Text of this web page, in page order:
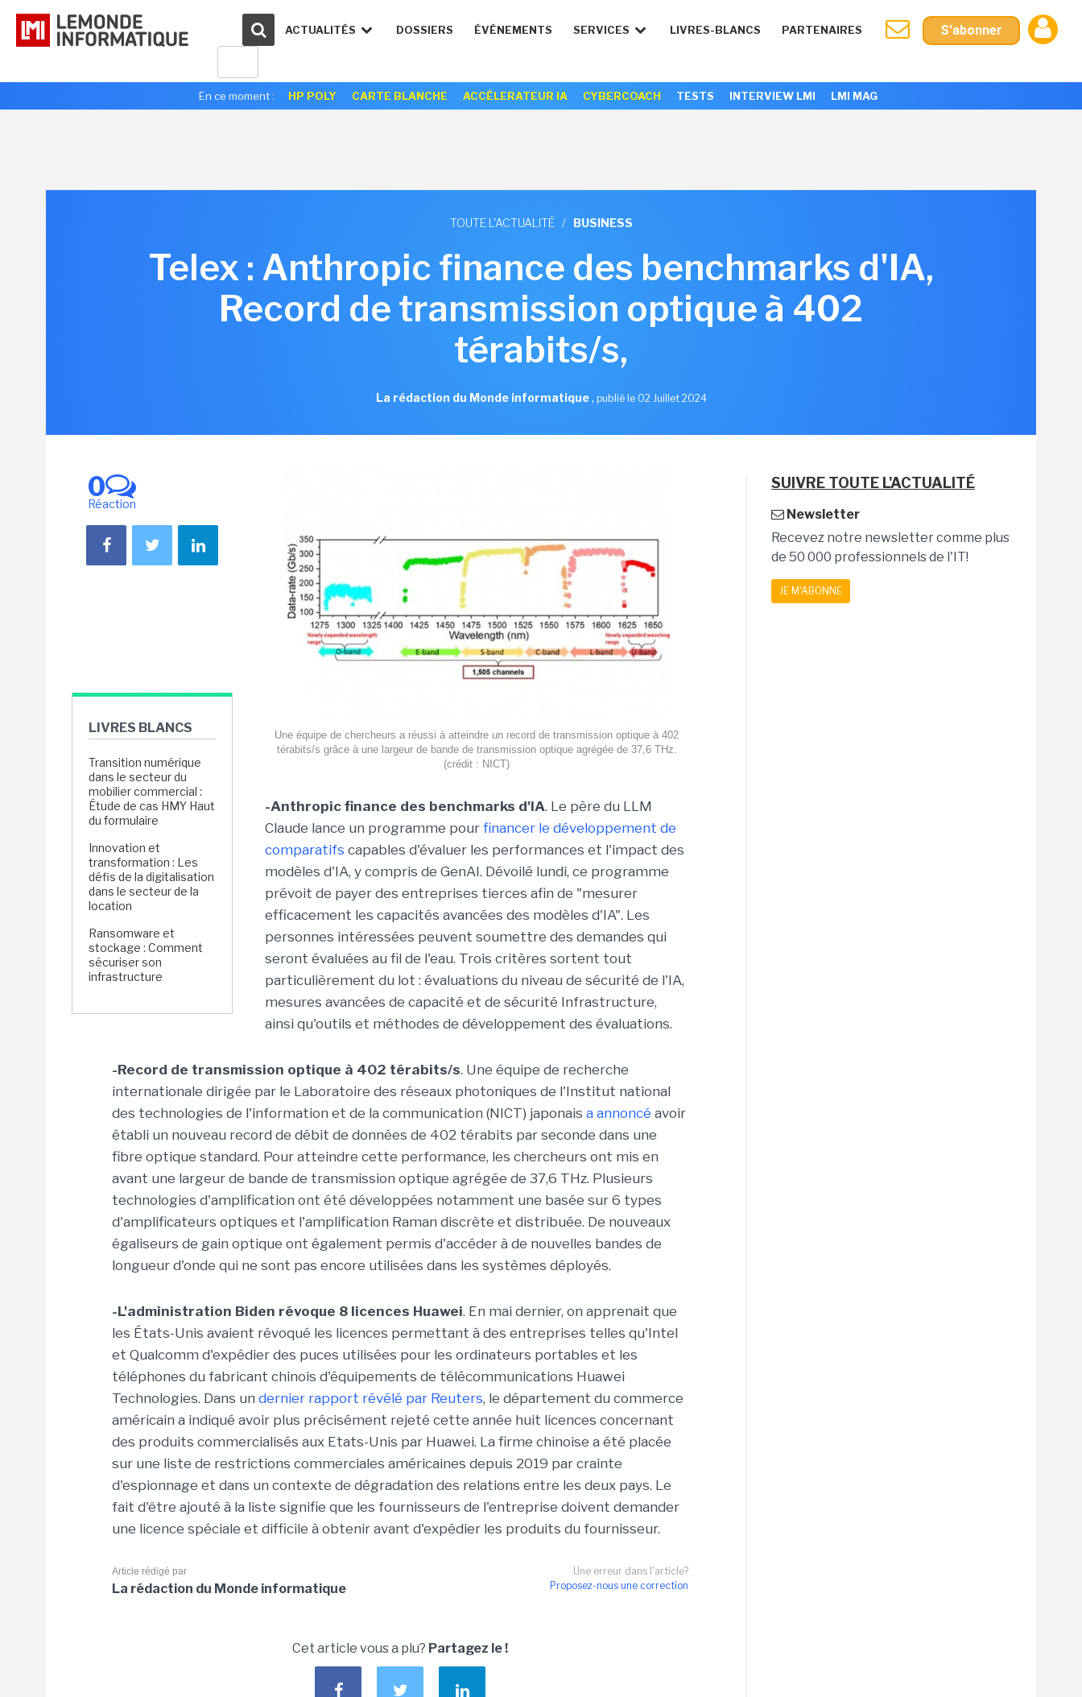
ACTUALITÉS DOSSIERS ÉVÉNEMENTS SERVICES LIVRES-BLANCS PARTENAIRES S'abonner
En ce moment : HP POLY CARTE BLANCHE ACCÉLERATEUR IA CYBERCOACH TESTS INTERVIEW LMI LMI MAG
TOUTE L'ACTUALITÉ / BUSINESS
Telex : Anthropic finance des benchmarks d'IA,
Record de transmission optique à 402
térabits/s,
La rédaction du Monde informatique, publié le 02 Juillet 2024
0
Réaction
LIVRES BLANCS
Transition numérique
dans le secteur du
mobilier commercial :
Étude de cas HMY Haut
du formulaire
Innovation et
transformation : Les
défis de la digitalisation
dans le secteur de la
location
Ransomware et
stockage : Comment
sécuriser son
infrastructure
Une équipe de chercheurs a réussi à atteindre un record de transmission optique à 402
térabits/s grâce à une largeur de bande de transmission optique agrégée de 37,6 THz.
(crédit : NICT)
-Anthropic finance des benchmarks d'IA. Le père du LLM
Claude lance un programme pour financer le développement de
comparatifs capables d'évaluer les performances et l'impact des
modèles d'IA, y compris de GenAI. Dévoilé lundi, ce programme
prévoit de payer des entreprises tierces afin de "mesurer
efficacement les capacités avancées des modèles d'IA". Les
personnes intéressées peuvent soumettre des demandes qui
seront évaluées au fil de l'eau. Trois critères sortent tout
particulièrement du lot : évaluations du niveau de sécurité de l'IA,
mesures avancées de capacité et de sécurité Infrastructure,
ainsi qu'outils et méthodes de développement des évaluations.
-Record de transmission optique à 402 térabits/s. Une équipe de recherche
internationale dirigée par le Laboratoire des réseaux photoniques de l'Institut national
des technologies de l'information et de la communication (NICT) japonais a annoncé avoir
établi un nouveau record de débit de données de 402 térabits par seconde dans une
fibre optique standard. Pour atteindre cette performance, les chercheurs ont mis en
avant une largeur de bande de transmission optique agrégée de 37,6 THz. Plusieurs
technologies d'amplification ont été développées notamment une basée sur 6 types
d'amplificateurs optiques et l'amplification Raman discrète et distribuée. De nouveaux
égaliseurs de gain optique ont également permis d'accéder à de nouvelles bandes de
longueur d'onde qui ne sont pas encore utilisées dans les systèmes déployés.
-L'administration Biden révoque 8 licences Huawei. En mai dernier, on apprenait que
les États-Unis avaient révoqué les licences permettant à des entreprises telles qu'Intel
et Qualcomm d'expédier des puces utilisées pour les ordinateurs portables et les
téléphones du fabricant chinois d'équipements de télécommunications Huawei
Technologies. Dans un dernier rapport révélé par Reuters, le département du commerce
américain a indiqué avoir plus précisément rejeté cette année huit licences concernant
des produits commercialisés aux Etats-Unis par Huawei. La firme chinoise a été placée
sur une liste de restrictions commerciales américaines depuis 2019 par crainte
d'espionnage et dans un contexte de dégradation des relations entre les deux pays. Le
fait d'être ajouté à la liste signifie que les fournisseurs de l'entreprise doivent demander
une licence spéciale et difficile à obtenir avant d'expédier les produits du fournisseur.
Une erreur dans l'article?
Proposez-nous une correction
Article rédigé par
La rédaction du Monde informatique
Cet article vous a plu? Partagez le !
SUIVRE TOUTE L'ACTUALITÉ
Newsletter
Recevez notre newsletter comme plus
de 50 000 professionnels de l'IT!
JE M'ABONNE